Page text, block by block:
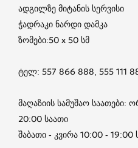
ადგილზე მიტანის სერვისი
ჭადრაკი ნარდი დამკა
ზომები:50 x 50 სმ
ტელ: 557 866 888, 555 111
მაღაზიის სამუშაო საათები:
20:00 საათი
შაბათი - კვირა 10:00 - 19:00